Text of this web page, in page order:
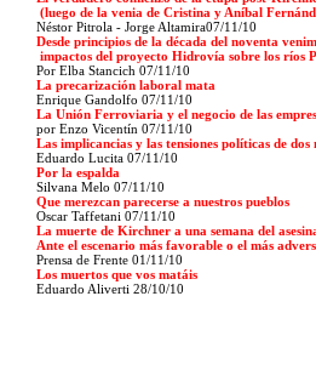
(luego de la venia de Cristina y Aníbal
Néstor Pitrola - Jorge Altamira07/11/10
Desde principios de la década del noventa
impactos del proyecto Hidrovía sobre los ríos
Por Elba Stancich 07/11/10
La precarización laboral mata
Enrique Gandolfo 07/11/10
La Unión Ferroviaria y el negocio de las
por Enzo Vicentín 07/11/10
Las implicancias y las tensiones políticas de dos
Eduardo Lucita 07/11/10
Por la espalda
Silvana Melo 07/11/10
Que merezcan parecerse a nuestros pueblos
Oscar Taffetani 07/11/10
La muerte de Kirchner a una semana del
Ante el escenario más favorable o el más
Prensa de Frente 01/11/10
Los muertos que vos matáis
Eduardo Aliverti 28/10/10